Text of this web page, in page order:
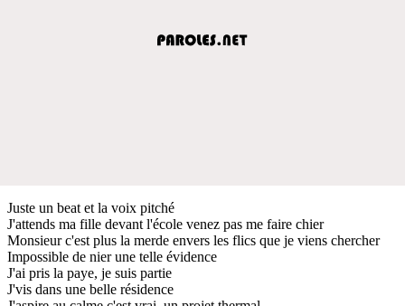
Juste un beat et la voix pitché
J'attends ma fille devant l'école venez pas me faire chier
Monsieur c'est plus la merde envers les flics que je viens chercher
Impossible de nier une telle évidence
J'ai pris la paye, je suis partie
J'vis dans une belle résidence